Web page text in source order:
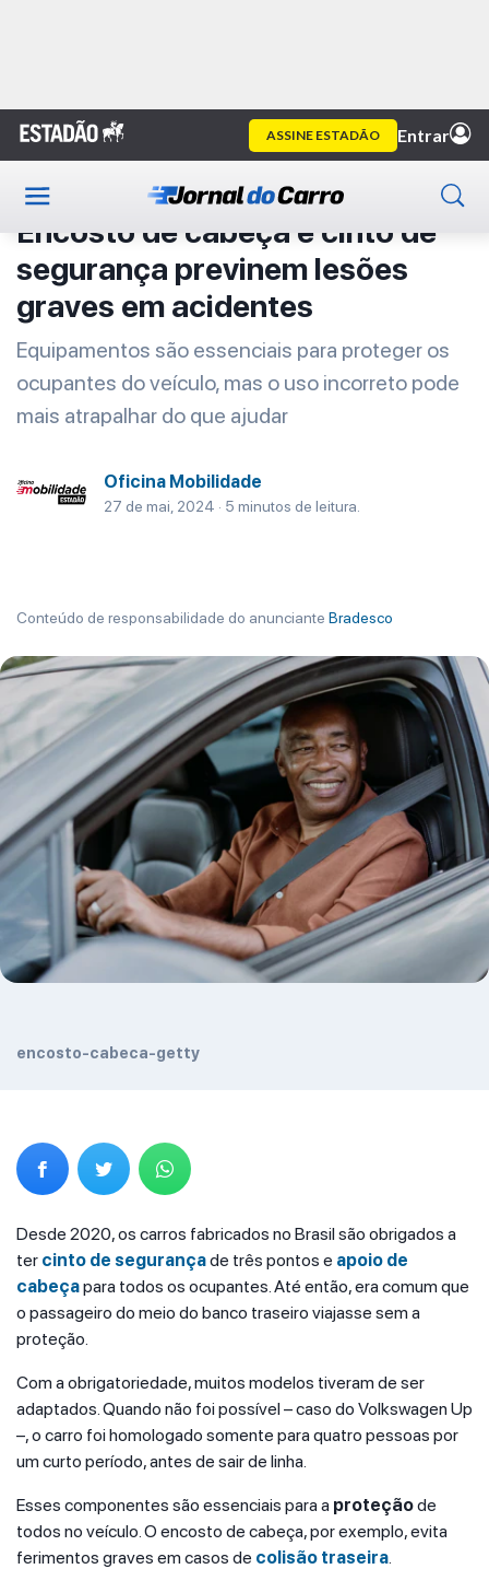
Oficina Mobilidade
Encosto de cabeça e cinto de
segurança previnem lesões
graves em acidentes
Equipamentos são essenciais para proteger os
ocupantes do veículo, mas o uso incorreto pode
mais atrapalhar do que ajudar
Oficina Mobilidade
27 de mai, 2024 · 5 minutos de leitura.
Conteúdo de responsabilidade do anunciante Bradesco
" >
encosto-cabeca-getty
Desde 2020, os carros fabricados no Brasil são obrigados a
ter cinto de segurançade três pontos e apoio de
cabeçapara todos os ocupantes. Até então, era comum que
o passageiro do meio do banco traseiro viajasse sem a
proteção.
Com a obrigatoriedade, muitos modelos tiveram de ser
adaptados. Quando não foi possível – caso do Volkswagen Up
–, o carro foi homologado somente para quatro pessoas por
um curto período, antes de sair de linha.
Esses componentes são essenciais para a proteçãode
todos no veículo. O encosto de cabeça, por exemplo, evita
ferimentos graves em casos de colisão traseira.